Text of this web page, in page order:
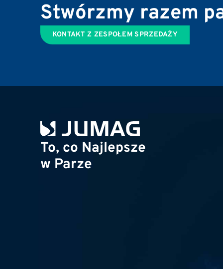
Stwórzmy razem
KONTAKT Z ZESPOŁEM SPRZEDAŻY
To, co Najlepsze
w Parze